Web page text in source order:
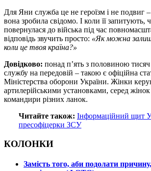
Для Яни служба це не героїзм і не подвиг
вона зробила свідомо. І коли її запитують,
повернулася до війська під час
відповідь звучить просто: «Як можна
коли це твоя країна?»
Довідково: понад п’ять з половиною
службу на передовій – такою є офіційна
Міністерства оборони України. Жінки
артилерійськими установками, серед
командири різних ланок.
Читайте також: Інформаційний щит
пресофіцерки ЗСУ
КОЛОНКИ
Замість того, аби подолати